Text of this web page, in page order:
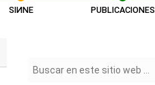
SIИNE PUBLICACIONES
Formulario de búsqueda